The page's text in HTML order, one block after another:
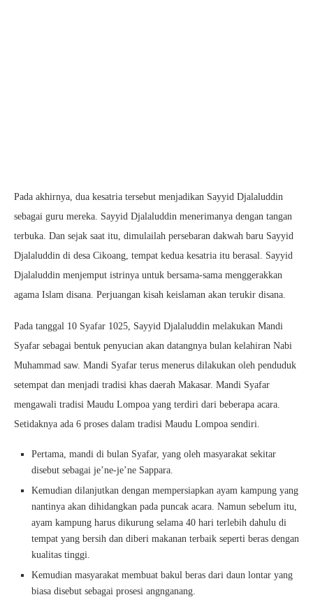
Pada akhirnya, dua kesatria tersebut menjadikan Sayyid Djalaluddin
sebagai guru mereka. Sayyid Djalaluddin menerimanya dengan tangan
terbuka. Dan sejak saat itu, dimulailah persebaran dakwah baru Sayyid
Djalaluddin di desa Cikoang, tempat kedua kesatria itu berasal. Sayyid
Djalaluddin menjemput istrinya untuk bersama-sama menggerakkan
agama Islam disana. Perjuangan kisah keislaman akan terukir disana.
Pada tanggal 10 Syafar 1025, Sayyid Djalaluddin melakukan Mandi
Syafar sebagai bentuk penyucian akan datangnya bulan kelahiran Nabi
Muhammad saw. Mandi Syafar terus menerus dilakukan oleh penduduk
setempat dan menjadi tradisi khas daerah Makasar. Mandi Syafar
mengawali tradisi Maudu Lompoa yang terdiri dari beberapa acara.
Setidaknya ada 6 proses dalam tradisi Maudu Lompoa sendiri.
Pertama, mandi di bulan Syafar, yang oleh masyarakat sekitar
disebut sebagai je’ne-je’ne Sappara.
Kemudian dilanjutkan dengan mempersiapkan ayam kampung yang
nantinya akan dihidangkan pada puncak acara. Namun sebelum itu,
ayam kampung harus dikurung selama 40 hari terlebih dahulu di
tempat yang bersih dan diberi makanan terbaik seperti beras dengan
kualitas tinggi.
Kemudian masyarakat membuat bakul beras dari daun lontar yang
biasa disebut sebagai prosesi angnganang.